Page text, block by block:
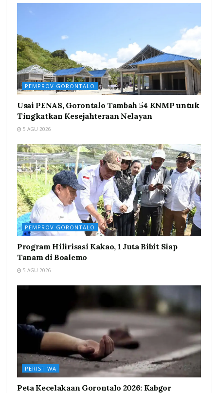
PEMPROV GORONTALO
Usai PENAS, Gorontalo Tambah 54 KNMP untuk
Tingkatkan Kesejahteraan Nelayan
5 AGU 2026
PEMPROV GORONTALO
Program Hilirisasi Kakao, 1 Juta Bibit Siap
Tanam di Boalemo
5 AGU 2026
PERISTIWA
Peta Kecelakaan Gorontalo 2026: Kabgor